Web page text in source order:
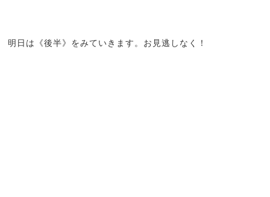
明日は《後半》をみていきます。お見逃しなく！